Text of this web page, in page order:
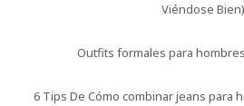
Viéndose Bien)
Outfits formales para
6 Tips De Cómo combinar jeans para